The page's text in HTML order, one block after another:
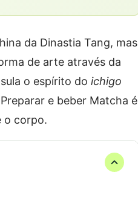
da Dinastia Tang, mas
de arte através da
o espírito doichigo
e beber Matcha é
o corpo.